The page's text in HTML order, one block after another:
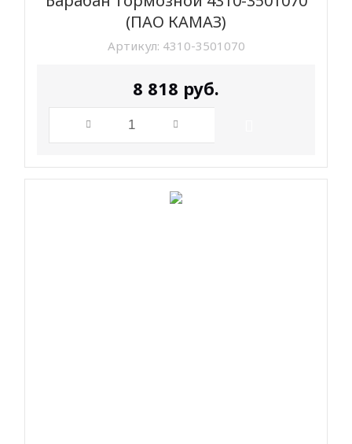
(ПАО КАМАЗ)
Артикул: 4310-3501070
8 818 руб.